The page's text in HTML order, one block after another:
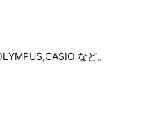
など。